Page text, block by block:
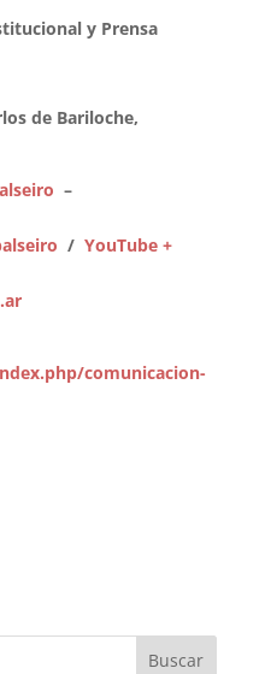
y Prensa
de Bariloche,
–
/ YouTube +
comunicacion-
Buscar